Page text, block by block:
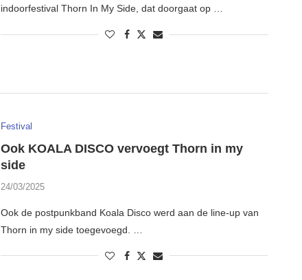
indoorfestival Thorn In My Side, dat doorgaat op …
Festival
Ook KOALA DISCO vervoegt Thorn in my
side
24/03/2025
Ook de postpunkband Koala Disco werd aan de line-up van
Thorn in my side toegevoegd. …